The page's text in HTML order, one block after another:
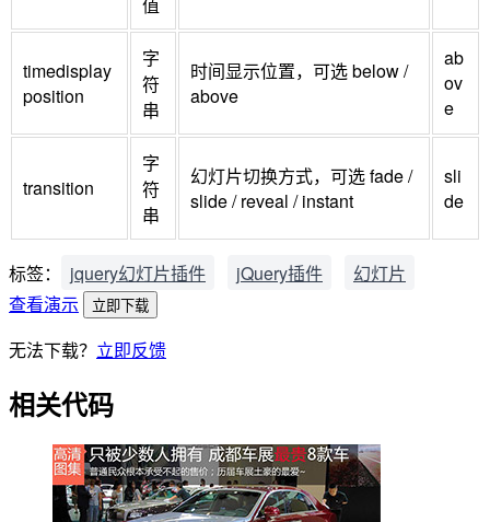
timedisplay
position
字
符
串
时间显示位置，可选 below /
above
ab
ov
e
transition
字
符
串
幻灯片切换方式，可选 fade /
slide / reveal / instant
sli
de
标签： jquery幻灯片插件 jQuery插件
幻灯片
查看演示
立即下载
无法下载？ 立即反馈
相关代码